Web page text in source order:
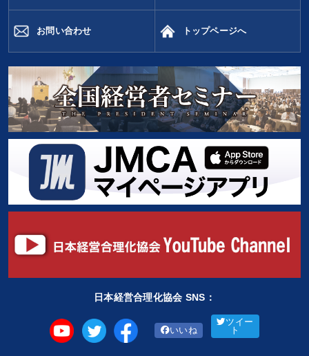
お問い合わせ トップページへ
日本経営合理化協会 SNS：
いいね
ツイー
ト